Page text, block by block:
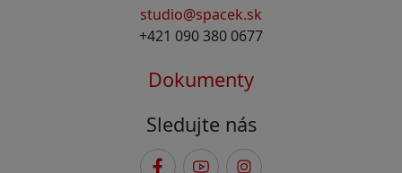
studio@spacek.sk
+421 090 380 0677
Dokumenty
Sledujte nás